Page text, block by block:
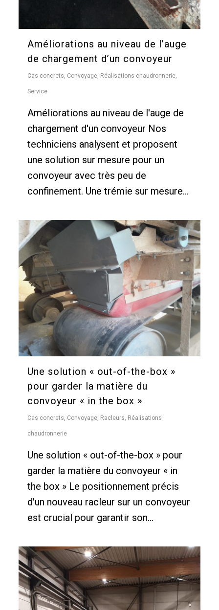
Améliorations au niveau de l’auge
de chargement d’un convoyeur
Cas concrets, Convoyage, Réalisations chaudronnerie,
Service
Améliorations au niveau de l'auge de
chargement d'un convoyeur Nos
techniciens analysent et proposent
une solution sur mesure pour un
convoyeur avec très peu de
confinement. Une trémie sur mesure...
Une solution « out-of-the-box »
pour garder la matière du
convoyeur « in the box »
Cas concrets Convoyage Racleurs Réalisations
chaudronnerie
Une solution « out-of-the-box » pour
garder la matière du convoyeur « in
the box » Le positionnement précis
d'un nouveau racleur sur un convoyeur
est crucial pour garantir son...